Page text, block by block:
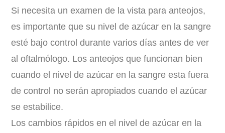
Si necesita un examen de la vista para anteojos,
es importante que su nivel de azúcar en la sangre
esté bajo control durante varios días antes de ver
al oftalmólogo. Los anteojos que funcionan bien
cuando el nivel de azúcar en la sangre esta fuera
de control no serán apropiados cuando el azúcar
se estabilice.
Los cambios rápidos en el nivel de azúcar en la